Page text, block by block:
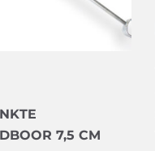
7,5 CM